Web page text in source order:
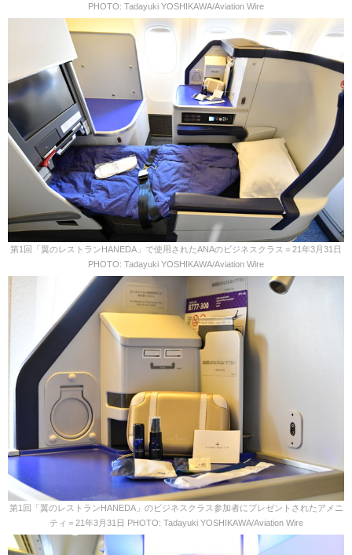
PHOTO: Tadayuki YOSHIKAWA/Aviation Wire
第1回「翼のレストランHANEDA」で使用されたANAのビジネスクラス＝21年3月31日
PHOTO: Tadayuki YOSHIKAWA/Aviation Wire
第1回「翼のレストランHANEDA」のビジネスクラス参加者にプレゼントされたアメニ
ティ＝21年3月31日 PHOTO: Tadayuki YOSHIKAWA/Aviation Wire